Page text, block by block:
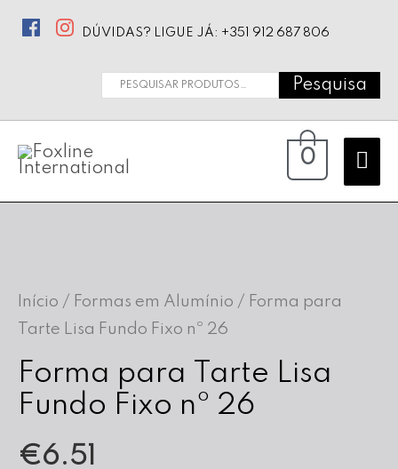
DÚVIDAS? LIGUE JÁ: +351 912 687 806
Pesquisar
Pesquisa
0
Início / Formas em Alumínio / Forma para
Tarte Lisa Fundo Fixo nº 26
Forma para Tarte Lisa
Fundo Fixo nº 26
€6.51